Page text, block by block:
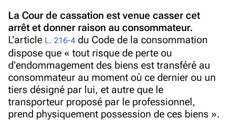
La Cour de cassation est venue casser cet
arrêt et donner raison au consommateur.
L'article L. 216-4 du Code de la consommation
dispose que « tout risque de perte ou
d'endommagement des biens est transféré au
consommateur au moment où ce dernier ou un
tiers désigné par lui, et autre que le
transporteur proposé par le professionnel,
prend physiquement possession de ces biens ».